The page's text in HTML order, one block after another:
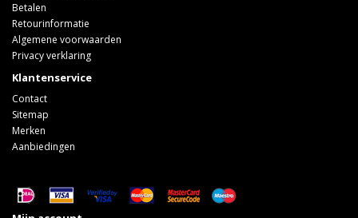
Betalen
Retourinformatie
Algemene voorwaarden
Privacy verklaring
Klantenservice
Contact
Sitemap
Merken
Aanbiedingen